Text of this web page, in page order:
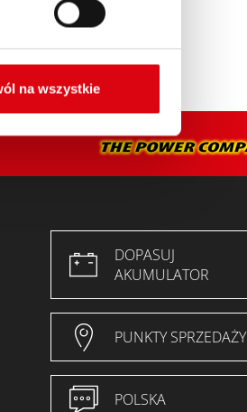
na wszystkie
DOPASUJ
AKUMULATOR
PUNKTY SPRZEDAŻY
POLSKA